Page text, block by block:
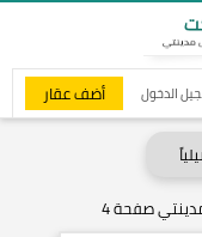
الدخول أضف عقار
صفحة 4